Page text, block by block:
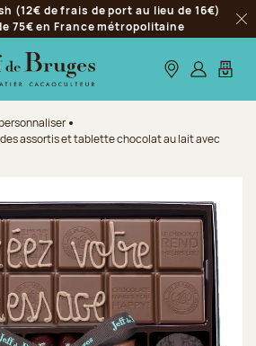
(12€ de frais de port au lieu de 16€)
75€ en France métropolitaine
Nos boutiques
S’identifier
Mon
assortis et tablette chocolat au lait avec